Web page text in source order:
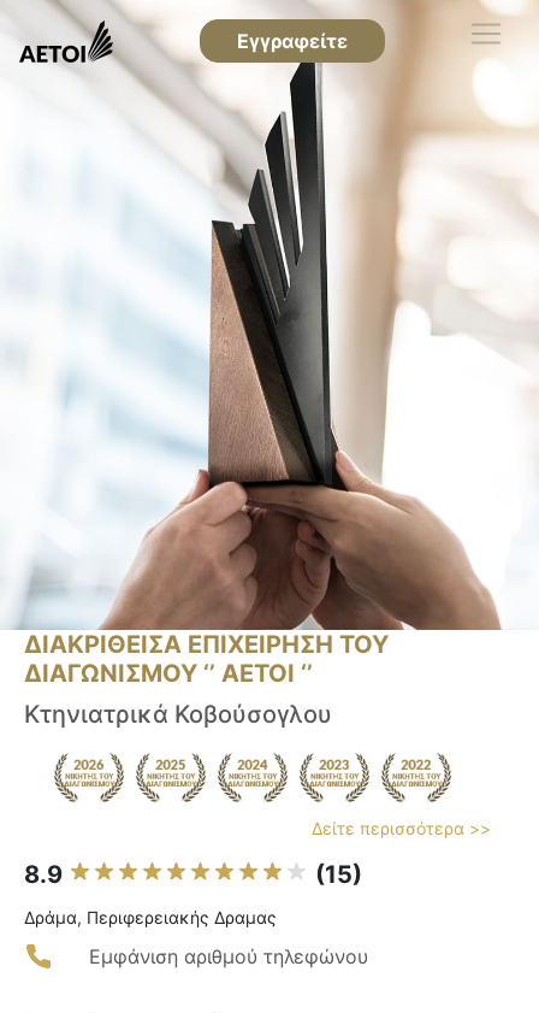
Εγγραφείτε
ΔΙΑΚΡΙΘΕΙΣΑ ΕΠΙΧΕΙΡΗΣΗ ΤΟΥ
ΔΙΑΓΩΝΙΣΜΟΥ ‘’ ΑΕΤΟΙ ‘’
Κτηνιατρικά Κοβούσογλου
Δείτε περισσότερα >>
8.9 (15)
Δράμα, Περιφερειακής Δραμας
Εμφάνιση αριθμού τηλεφώνου